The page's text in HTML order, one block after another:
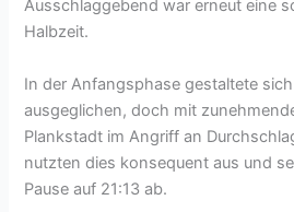
Ausschlaggebend war erneut eine
Halbzeit.
In der Anfangsphase gestaltete
ausgeglichen, doch mit
Plankstadt im Angriff an
nutzten dies konsequent aus und
Pause auf 21:13 ab.